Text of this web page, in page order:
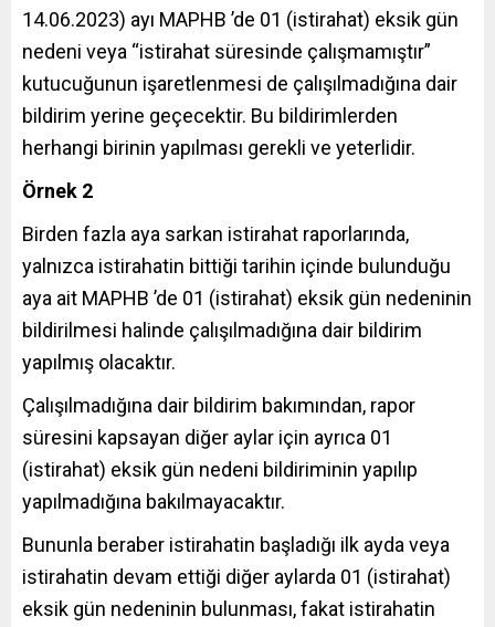
14.06.2023) ayı MAPHB ’de 01 (istirahat) eksik gün
nedeni veya “istirahat süresinde çalışmamıştır”
kutucuğunun işaretlenmesi de çalışılmadığına dair
bildirim yerine geçecektir. Bu bildirimlerden
herhangi birinin yapılması gerekli ve yeterlidir.
Örnek 2
Birden fazla aya sarkan istirahat raporlarında,
yalnızca istirahatin bittiği tarihin içinde bulunduğu
aya ait MAPHB ’de 01 (istirahat) eksik gün nedeninin
bildirilmesi halinde çalışılmadığına dair bildirim
yapılmış olacaktır.
Çalışılmadığına dair bildirim bakımından, rapor
süresini kapsayan diğer aylar için ayrıca 01
(istirahat) eksik gün nedeni bildiriminin yapılıp
yapılmadığına bakılmayacaktır.
Bununla beraber istirahatin başladığı ilk ayda veya
istirahatin devam ettiği diğer aylarda 01 (istirahat)
eksik gün nedeninin bulunması, fakat istirahatin